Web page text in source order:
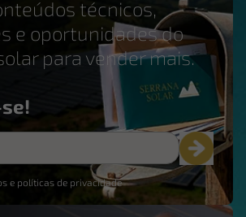
técnicos,
e oportunidades do
para vender mais.
e políticas de privacidade